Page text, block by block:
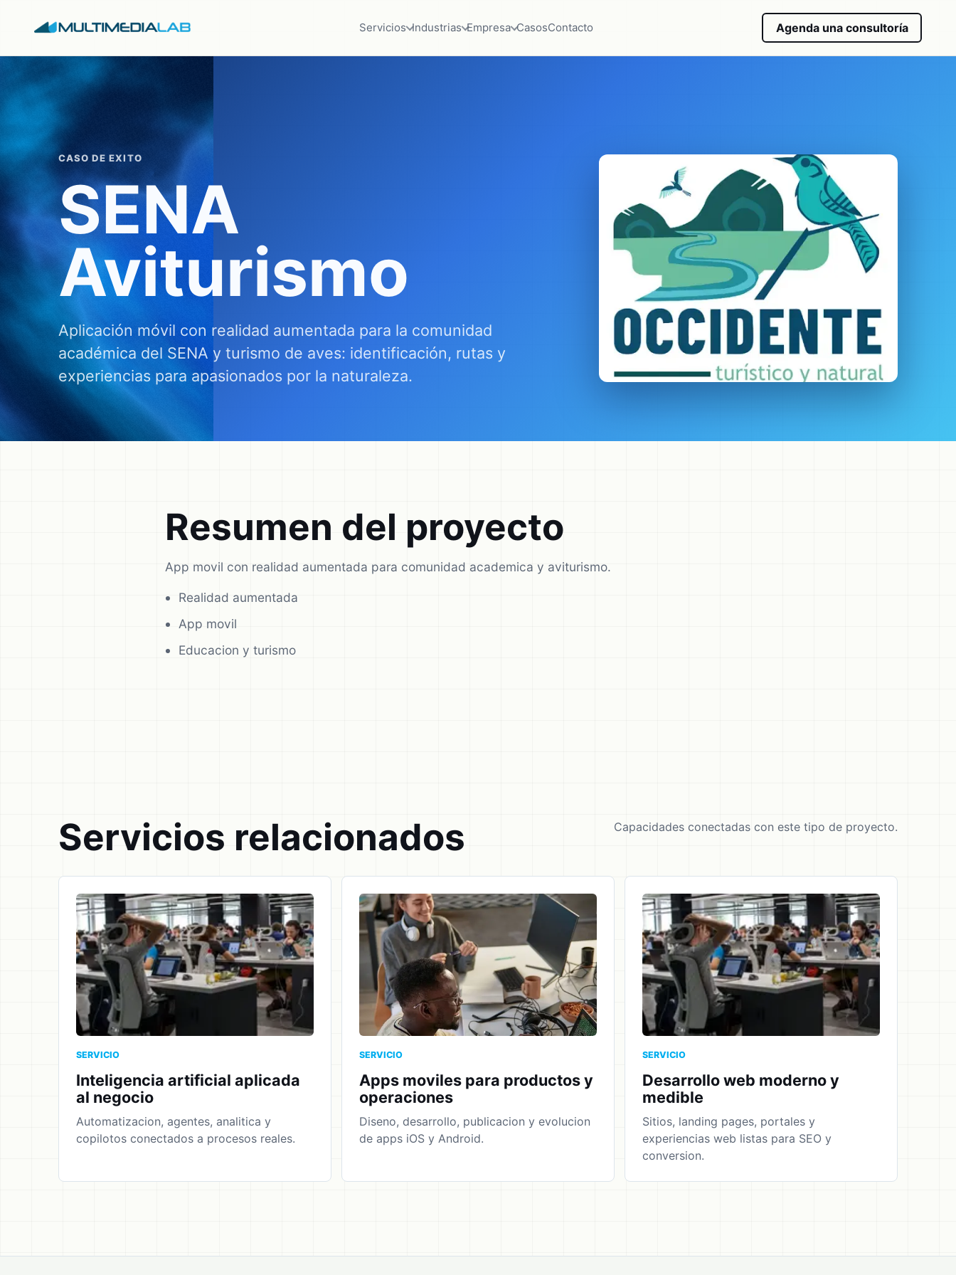
Servicios Industrias Empresa CasosContacto Agenda una consultoría
CASO DE EXITO
SENA
Aviturismo
Aplicación móvil con realidad aumentada para la comunidad
académica del SENA y turismo de aves: identificación, rutas y
experiencias para apasionados por la naturaleza.
Resumen del proyecto
App movil con realidad aumentada para comunidad academica y aviturismo.
Realidad aumentada
App movil
Educacion y turismo
Servicios relacionados Capacidades conectadas con este tipo de proyecto.
SERVICIO
Inteligencia artificial aplicada
al negocio
Automatizacion, agentes, analitica y
copilotos conectados a procesos reales.
SERVICIO
Apps moviles para productos y
operaciones
Diseno, desarrollo, publicacion y evolucion
de apps iOS y Android.
SERVICIO
Desarrollo web moderno y
medible
Sitios, landing pages, portales y
experiencias web listas para SEO y
conversion.